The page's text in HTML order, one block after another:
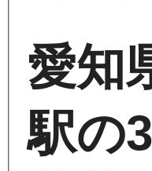
愛知
駅の